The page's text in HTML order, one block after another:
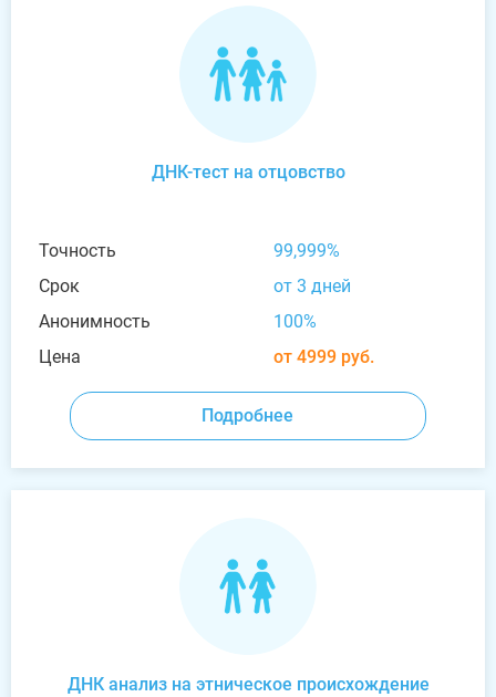
ДНК-тест на отцовство
Точность
99,999%
Срок
от 3 дней
Анонимность
100%
Цена
от 4999 руб.
Подробнее
ДНК анализ на этническое происхождение